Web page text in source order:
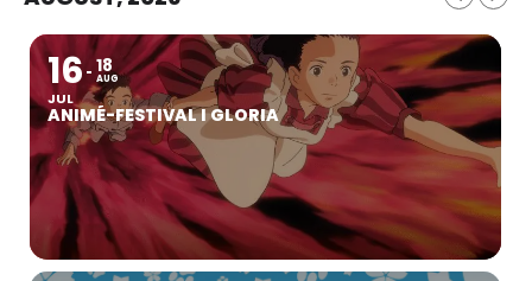
16
JUL
18
AUG
ANIMÉ-FESTIVAL I GLORIA